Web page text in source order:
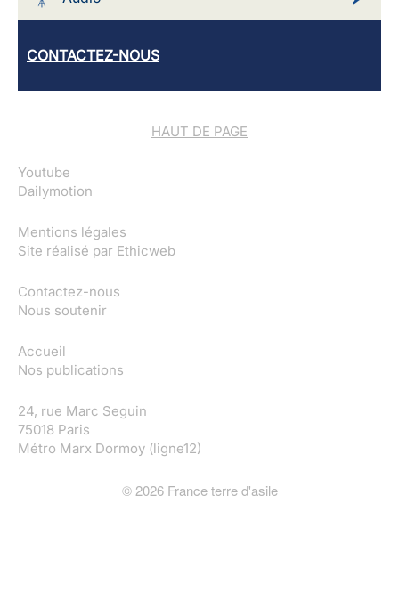
CONTACTEZ-NOUS
HAUT DE PAGE
Youtube
Dailymotion
Mentions légales
Site réalisé par Ethicweb
Contactez-nous
Nous soutenir
Accueil
Nos publications
24, rue Marc Seguin
75018 Paris
Métro Marx Dormoy (ligne12)
© 2026France terre d'asile